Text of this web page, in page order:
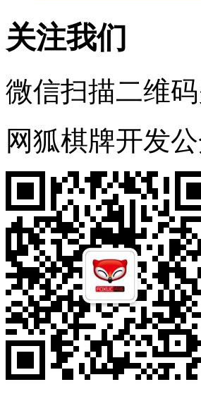
关注我们
微信扫描二维
网狐棋牌开发